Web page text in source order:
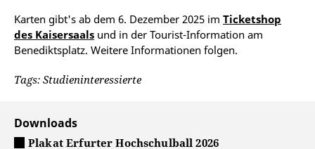
Karten gibt's ab dem 6. Dezember 2025 im Ticketshop
des Kaisersaals und in der Tourist-Information am
Benediktsplatz. Weitere Informationen folgen.
Tags: Studieninteressierte
Downloads
Plakat Erfurter Hochschulball 2026